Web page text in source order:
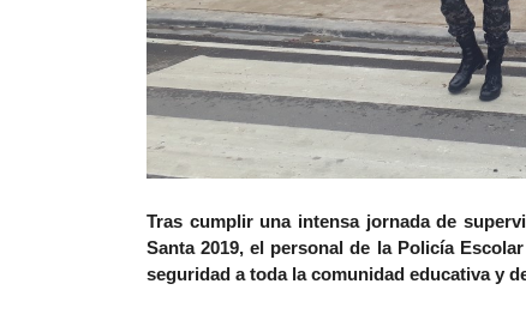
Tras cumplir una intensa jornada de
Santa 2019, el personal de la Policía
seguridad a toda la comunidad educativa y